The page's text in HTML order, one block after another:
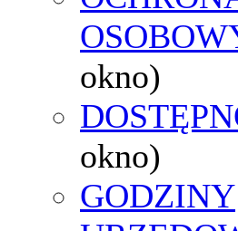
okno)
okno)
GODZINY